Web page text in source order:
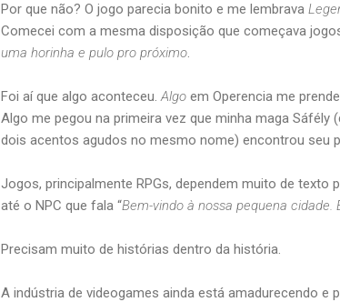
Por que não? O jogo parecia bonito e me lembrava
Comecei com a mesma disposição que começava
uma horinha e pulo pro próximo.
Foi aí que algo aconteceu.Algo em Operencia me
Algo me pegou na primeira vez que minha maga
dois acentos agudos no mesmo nome) encontrou seu
Jogos, principalmente RPGs, dependem muito de
até o NPC que fala “Bem-vindo à nossa pequena cidade.
Precisam muito de histórias dentro da história.
A indústria de videogames ainda está amadurecendo